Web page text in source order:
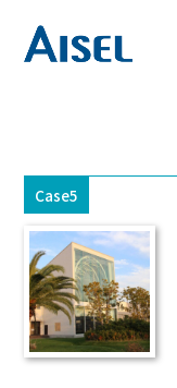
Case5